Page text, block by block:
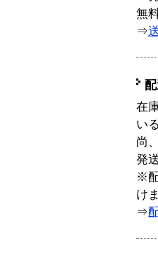
無
⇒
在
い
尚
発
※
け
⇒